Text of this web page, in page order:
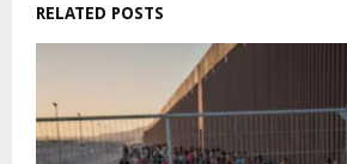
RELATED POSTS